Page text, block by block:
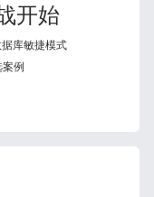
开始
库敏捷模式
例